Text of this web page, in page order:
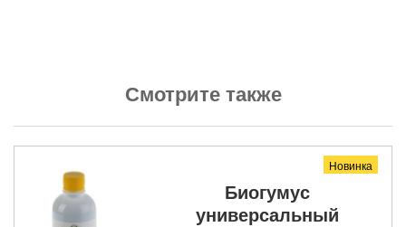
Смотрите также
Новинка
Биогумус
универсальный